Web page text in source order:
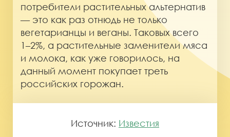
потребители растительных альтернатив
— это как раз отнюдь не только
вегетарианцы и веганы. Таковых всего
1–2%, а растительные заменители мяса
и молока, как уже говорилось, на
данный момент покупает треть
российских горожан.
Источник: Известия